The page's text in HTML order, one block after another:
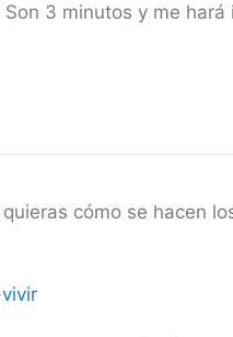
3 minutos y me
cómo se hacen